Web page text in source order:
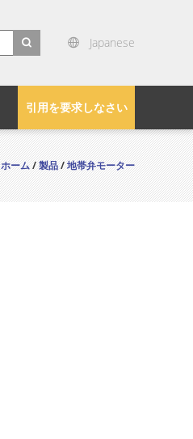
Japanese
引用を要求しなさい
ホーム/製品/地帯弁モーター